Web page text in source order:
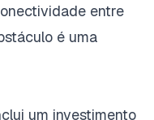
entre
é uma
um investimento